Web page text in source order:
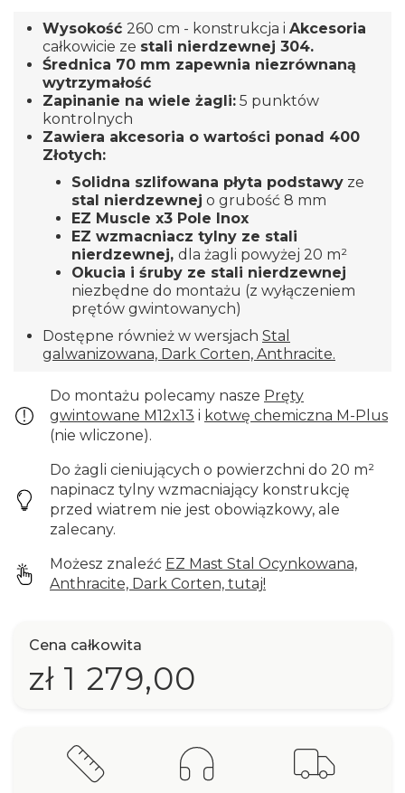
Wysokość 260 cm - konstrukcja i Akcesoria
całkowicie ze stali nierdzewnej 304.
Średnica 70 mm zapewnia niezrównaną
wytrzymałość
Zapinanie na wiele żagli: 5 punktów
kontrolnych
Zawiera akcesoria o wartości ponad 400
Złotych:
Solidna szlifowana płyta podstawy ze
stal nierdzewnej o grubość 8 mm
EZ Muscle x3 Pole Inox
EZ wzmacniacz tylny ze stali
nierdzewnej, dla żagli powyżej 20 m²
Okucia i śruby ze stali nierdzewnej
niezbędne do montażu (z wyłączeniem
prętów gwintowanych)
Dostępne również w wersjach Stal
galwanizowana, Dark Corten, Anthracite.
Do montażu polecamy nasze Pręty
gwintowane M12x13 i kotwę chemiczna M-Plus
(nie wliczone).
Do żagli cieniujących o powierzchni do 20 m²
napinacz tylny wzmacniający konstrukcję
przed wiatrem nie jest obowiązkowy, ale
zalecany.
Możesz znaleźć EZ Mast Stal Ocynkowana,
Anthracite, Dark Corten, tutaj!
Cena całkowita
zł 1 279,00